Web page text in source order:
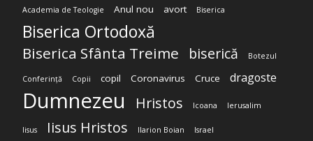
Academia de Teologie Anul nou avort Biserica
Biserica Ortodoxă
Biserica Sfânta Treime biserică Botezul
Conferință Copii copil Coronavirus Cruce dragoste
Dumnezeu Hristos Icoana Ierusalim
Iisus Iisus Hristos Ilarion Boian Israel